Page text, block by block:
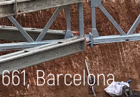
Barcelona